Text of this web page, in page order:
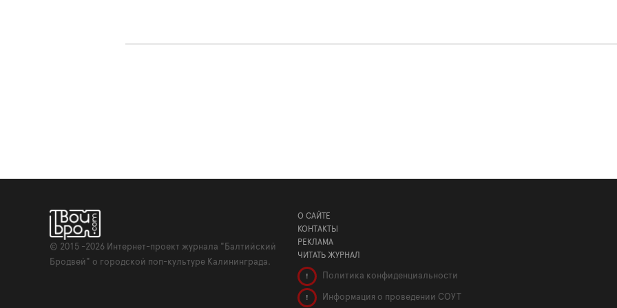
© 2015 -2026 Интернет-проект журнала "Балтийский
Бродвей" о городской поп-культуре Калининграда.
О САЙТЕ
КОНТАКТЫ
РЕКЛАМА
ЧИТАТЬ ЖУРНАЛ
! Политика конфиденциальности
! Информация о проведении СОУТ